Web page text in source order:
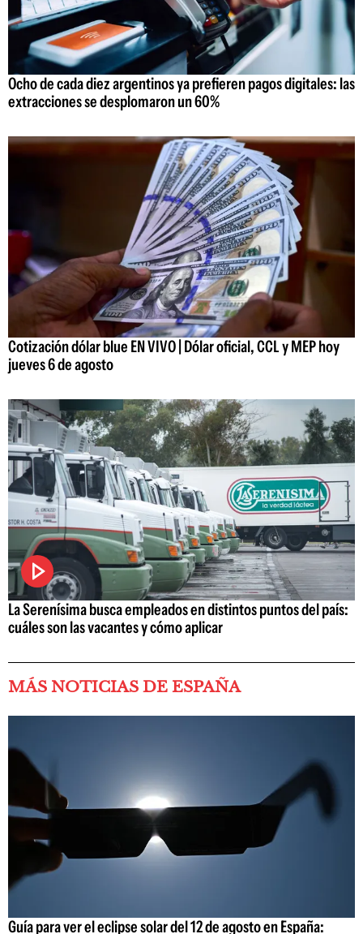
Ocho de cada diez argentinos ya prefieren pagos digitales: las
extracciones se desplomaron un 60%
Cotización dólar blue EN VIVO | Dólar oficial, CCL y MEP hoy
jueves 6 de agosto
La Serenísima busca empleados en distintos puntos del país:
cuáles son las vacantes y cómo aplicar
MÁS NOTICIAS DE ESPAÑA
Guía para ver el eclipse solar del 12 de agosto en España: